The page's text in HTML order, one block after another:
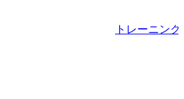
トレーニング